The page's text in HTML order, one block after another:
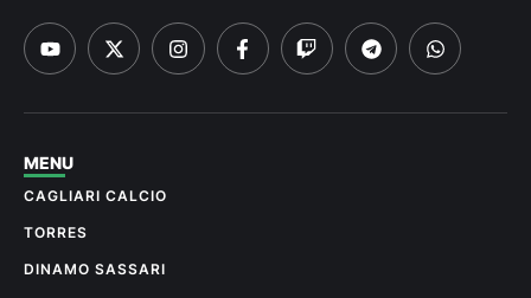
MENU
CAGLIARI CALCIO
TORRES
DINAMO SASSARI